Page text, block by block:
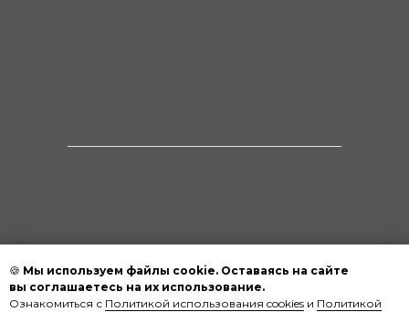
🍪 Мы используем файлы cookie. Оставаясь на сайте
вы соглашаетесь на их использование.
Ознакомиться с Политикой использования cookies и Политикой